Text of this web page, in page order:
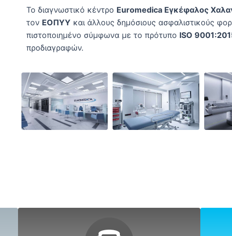
Το διαγνωστικό κέντρο Euromedica Εγκέφαλος
τον ΕΟΠΥΥ και άλλους δημόσιους ασφαλιστικούς
πιστοποιημένο σύμφωνα με το πρότυπο ISO
προδιαγραφών.